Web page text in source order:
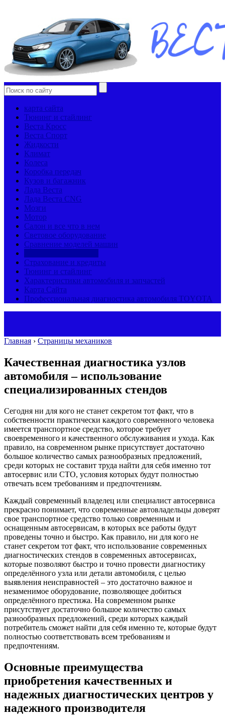
карта сайта
Тюнинг и стайлинг
Веста Кросс
Веста Спорт
Жидкости
Климат
Колеса
Коробка передач
Кузов и багажник
Лада Веста
Лада Веста CNG
Мозги
Мотор
Салон и все что в нем
Световое оборудование
Сравнение моделей машин
Страхование и кредиты
Тюнинг и стайлинг
Характеристики автомобиля и запчастей
Карта Сайта
Профессиональная диагностика автомобиля TOYOTA
Главная › Страницы механиков
Качественная диагностика узлов
автомобиля – использование
специализированных стендов
Сегодня ни для кого не станет секретом тот факт, что в
собственности практически каждого современного человека
имеется транспортное средство, которое требует
своевременного и качественного обслуживания и ухода. Как
правило, на современном рынке присутствует достаточно
большое количество самых разнообразных предложений,
среди которых не составит труда найти для себя именно тот
автосервис или СТО, условия которых будут полностью
отвечать всем требованиям и предпочтениям.
Каждый современный владелец или специалист автосервиса
прекрасно понимает, что современные автовладельцы доверят
свое транспортное средство только современным и
оснащенным автосервисам, в которых все работы будут
проведены точно и быстро. Как правило, ни для кого не
станет секретом тот факт, что использование современных
диагностических стендов в современных автосервисах,
которые позволяют быстро и точно провести диагностику
определённого узла или детали автомобиля, с целью
выявления неисправностей – это достаточно важное и
незаменимое оборудование, позволяющее добиться
определённого престижа. На современном рынке
присутствует достаточно большое количество самых
разнообразных предложений, среди которых каждый
потребитель сможет найти для себя именно те, которые будут
полностью соответствовать всем требованиям и
предпочтениям.
Основные преимущества
приобретения качественных и
надежных диагностических центров у
надежного производителя